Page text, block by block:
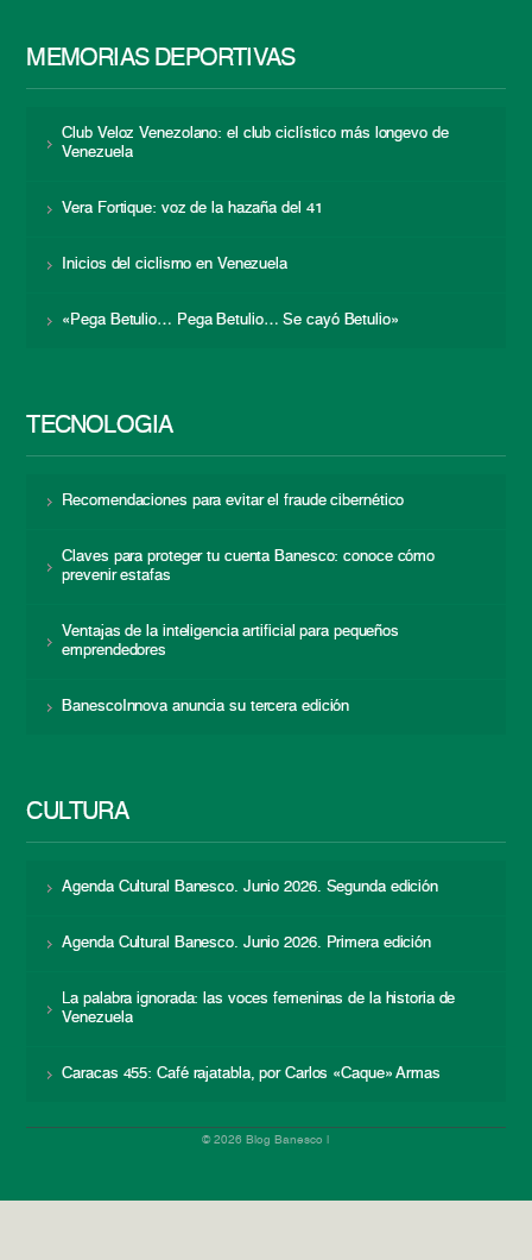
MEMORIAS DEPORTIVAS
Club Veloz Venezolano: el club ciclístico más longevo de
Venezuela
Vera Fortique: voz de la hazaña del 41
Inicios del ciclismo en Venezuela
«Pega Betulio… Pega Betulio… Se cayó Betulio»
TECNOLOGÍA
Recomendaciones para evitar el fraude cibernético
Claves para proteger tu cuenta Banesco: conoce cómo
prevenir estafas
Ventajas de la inteligencia artificial para pequeños
emprendedores
BanescoInnova anuncia su tercera edición
CULTURA
Agenda Cultural Banesco. Junio 2026. Segunda edición
Agenda Cultural Banesco. Junio 2026. Primera edición
La palabra ignorada: las voces femeninas de la historia de
Venezuela
Caracas 455: Café rajatabla, por Carlos «Caque» Armas
© 2026 Blog Banesco |